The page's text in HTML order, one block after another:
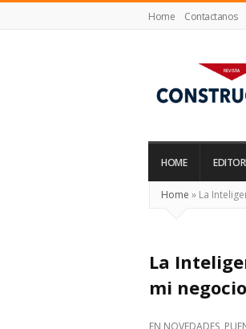
Home Contactanos
Construcción
HOME
Home » La
La
mi
EN NOVEDADES,